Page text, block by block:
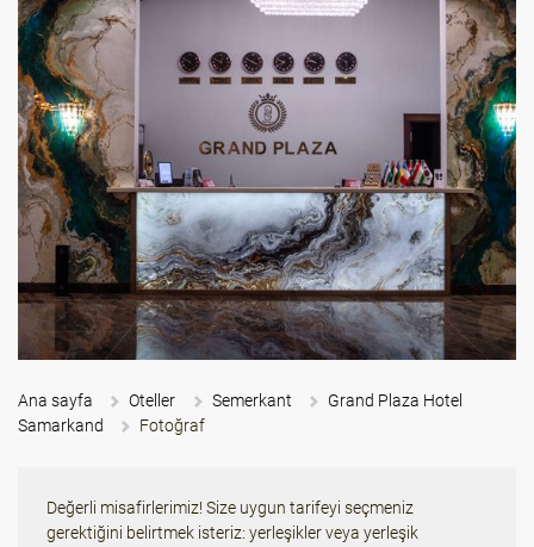
Ana sayfa Oteller Semerkant
Grand Plaza Hotel
Samarkand
Fotoğraf
Değerli misafirlerimiz! Size uygun tarifeyi seçmeniz
gerektiğini belirtmek isteriz: yerleşikler veya yerleşik